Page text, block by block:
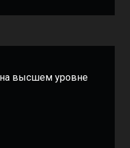
на высшем уровне